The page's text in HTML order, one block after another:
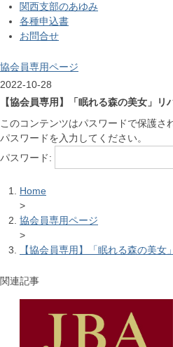
関西支部のあゆみ
各種申込書
お問合せ
協会員専用ページ
2022-10-28
【協会員専用】「眠れる森の美女」リ
このコンテンツはパスワードで保護さ
パスワードを入力してください。
パスワード:
Home
>
協会員専用ページ
>
【協会員専用】「眠れる森の美女
関連記事